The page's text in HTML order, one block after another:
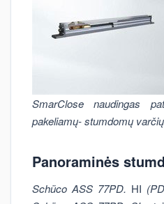
SmarClose naudingas
pakeliamų- stumdomų
Panoraminės
Schüco ASS 77PD. HI